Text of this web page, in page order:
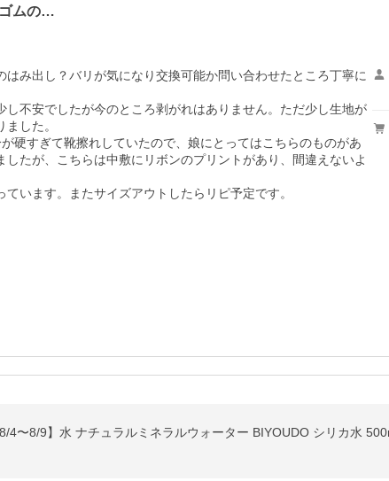
ムの…
み出し？バリが気になり交換可能か問い合わせたところ丁寧に
不安でしたが今のところ剥がれはありません。ただ少し生地が
した。
硬すぎて靴擦れしていたので、娘にとってはこちらのものがあ
たが、こちらは中敷にリボンのプリントがあり、間違えないよ
います。またサイズアウトしたらリピ予定です。